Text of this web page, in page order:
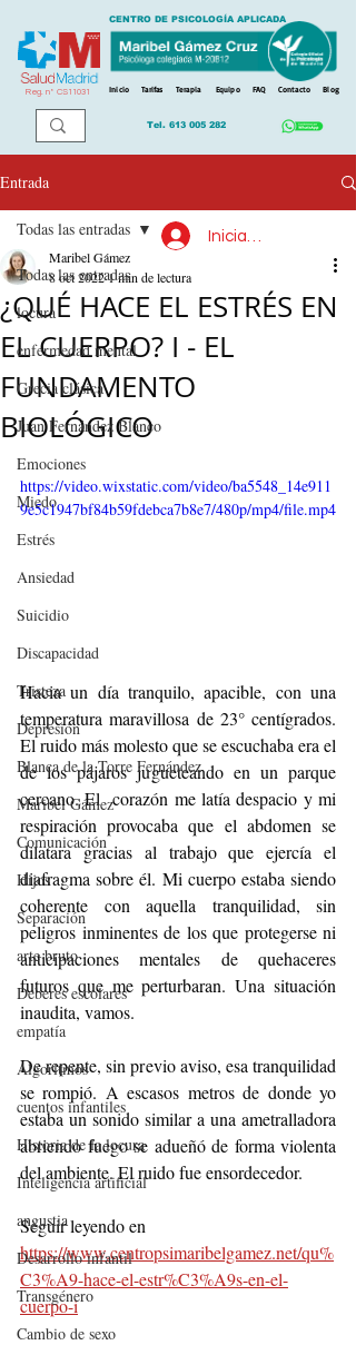
Reg. nº CS11031
CENTRO DE PSICOLOGÍA APLICADA
Inicio Tarifas Terapia Equipo FAQ Contacto Blog
Tel. 613 005 282
Entrada
Todas las entradas
locura
enfermedad mental
Grecia clásica
Juan Fernández Blanco
Emociones
Miedo
Estrés
Ansiedad
Suicidio
Discapacidad
Tristeza
Depresión
Blanca de la Torre Fernández
Maribel Gámez
Comunicación
Hijos
Separación
arte bruto
Deberes escolares
empatía
Algoritmos
cuentos infantiles
Historia de la locura
Inteligencia artificial
angustia
Desarrollo infantil
Transgénero
Cambio de sexo
Todas las entradas
¿QUÉ HACE EL ESTRÉS EN
EL CUERPO? I - EL
FUNDAMENTO
BIOLÓGICO
Maribel Gámez
8 oct 20221 min de lectura
https://video.wixstatic.com/video/ba5548_14e911
9e5c1947bf84b59fdebca7b8e7/480p/mp4/file.mp4
Hacia un día tranquilo, apacible, con una
temperatura maravillosa de 23° centígrados.
El ruido más molesto que se escuchaba era el
de los pájaros jugueteando en un parque
cercano. El  corazón me latía despacio y mi
respiración provocaba que el abdomen se
dilatara gracias al trabajo que ejercía el
diafragma sobre él. Mi cuerpo estaba siendo
coherente con aquella tranquilidad, sin
peligros inminentes de los que protegerse ni
anticipaciones mentales de quehaceres
futuros que me perturbaran. Una situación
inaudita, vamos.
De repente, sin previo aviso, esa tranquilidad
se rompió. A escasos metros de donde yo
estaba un sonido similar a una ametralladora
abriendo fuego se adueñó de forma violenta
del ambiente. El ruido fue ensordecedor.
Seguir leyendo en
https://www.centropsimaribelgamez.net/qu%
C3%A9-hace-el-estr%C3%A9s-en-el-
cuerpo-i
Iniciar sesión